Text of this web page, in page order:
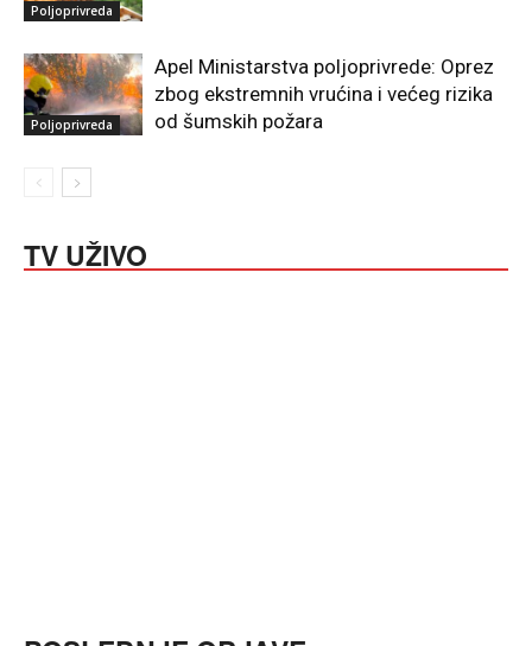
Poljoprivreda
Poljoprivreda
Apel Ministarstva poljoprivrede: Oprez
zbog ekstremnih vrućina i većeg rizika
od šumskih požara
TV UŽIVO